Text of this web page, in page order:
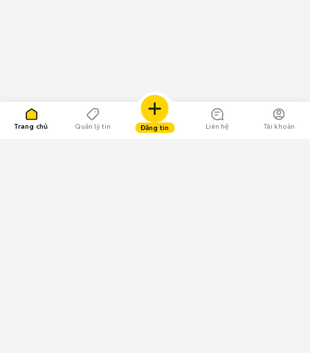
Trang chủ Quản lý tin Đăng tin Liên hệ Tài khoản